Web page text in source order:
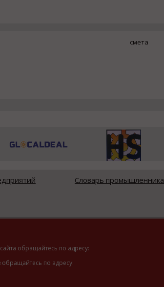
смета
Словарь промышленника
обращайтесь по адресу:
по адресу: